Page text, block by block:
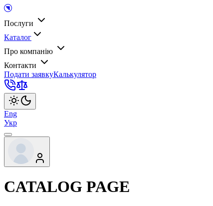
Послуги
Каталог
Про компанію
Контакти
Подати заявкуКалькулятор
Eng
Укр
CATALOG PAGE